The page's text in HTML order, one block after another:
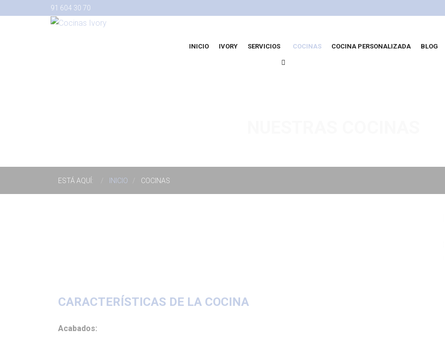
91 604 30 70
INICIO IVORY SERVICIOS COCINAS COCINA PERSONALIZADA BLOG
ESTÁ AQUÍ: INICIO COCINAS
CARACTERÍSTICAS DE LA COCINA
Acabados: